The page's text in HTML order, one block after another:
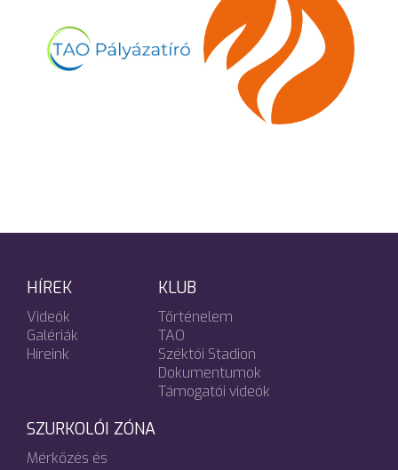
HÍREK
Videók
Galériák
Híreink
KLUB
Történelem
TAO
Széktói Stadion
Dokumentumok
Támogatói videók
SZURKOLÓI ZÓNA
Mérkőzés és